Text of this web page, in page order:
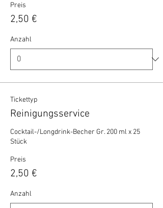
Preis
2,50 €
Anzahl
Tickettyp
Reinigungsservice
Cocktail-/Longdrink-Becher Gr. 200 ml x 25
Stück
Preis
2,50 €
Anzahl